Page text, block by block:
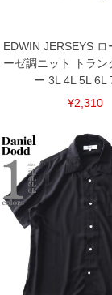
備考欄に股下●cmとご記
上の品が対象。1本
出荷まで約1週間～20日
尚、裾上げした商品は返
いている、極端なデザイ
ンピュータ画面）によっ
ください。
※当店での掲載商品は、
舗からのお取り寄せ等
す。そのようなことがな
連絡させて頂きますので
DETAIL
EDWIN JERSEYS
ーゼ調ニット トラン
ー 3L 4L 5L 6L
¥2,310